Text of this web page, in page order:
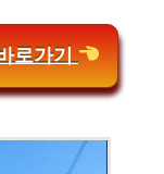
로가기